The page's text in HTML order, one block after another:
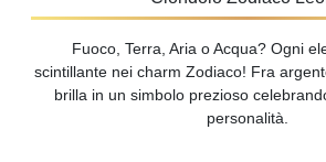
Fuoco, Terra, Aria o Acqua? Ogni
scintillante nei charm Zodiaco! Fra
brilla in un simbolo prezioso
personalità.